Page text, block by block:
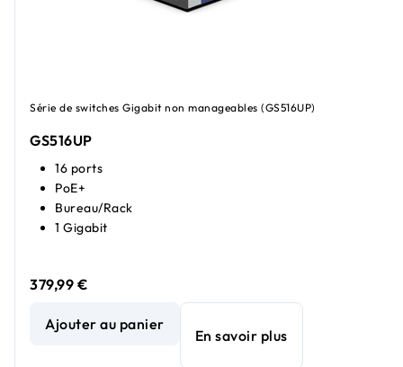
Série de switches Gigabit non manageables (GS516UP)
GS516UP
16 ports
PoE+
Bureau/Rack
1 Gigabit
379,99 €
Switch non manageable PoE+ haute puissance Gigabit
Ajouter au panier
En savoir plus